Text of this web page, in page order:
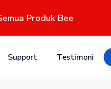
Produk Bee
Support Testimoni